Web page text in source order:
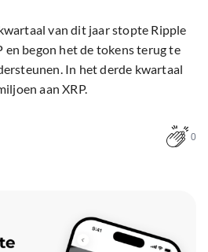
van dit jaar stopte Ripple
en begon het de tokens terug te
In het derde kwartaal
aan XRP.
0